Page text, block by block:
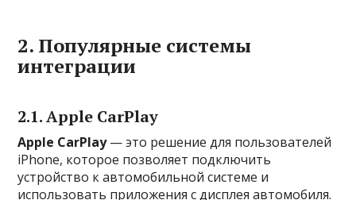
2. Популярные системы
интеграции
2.1. Apple CarPlay
Apple CarPlay— это решение для пользователей
iPhone, которое позволяет подключить
устройство к автомобильной системе и
использовать приложения с дисплея автомобиля.